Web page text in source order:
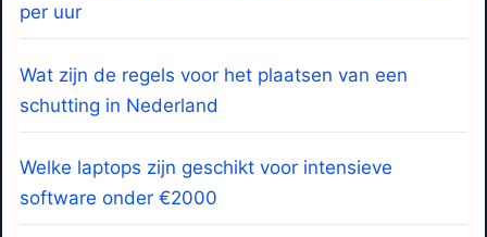
per uur
Wat zijn de regels voor het plaatsen van een
schutting in Nederland
Welke laptops zijn geschikt voor intensieve
software onder €2000